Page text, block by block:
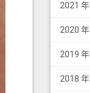
2021 年
2020 年
2019 年
2018 年